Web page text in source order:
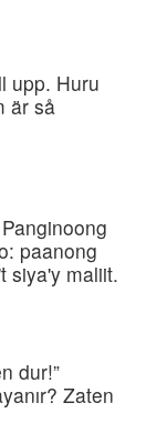
upp. Huru
är så
paanong
siya'y maliit.
dur!”
Zaten